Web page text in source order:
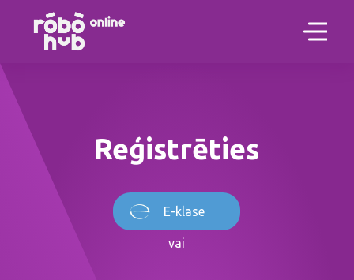
Reģistrēties
E-klase
vai